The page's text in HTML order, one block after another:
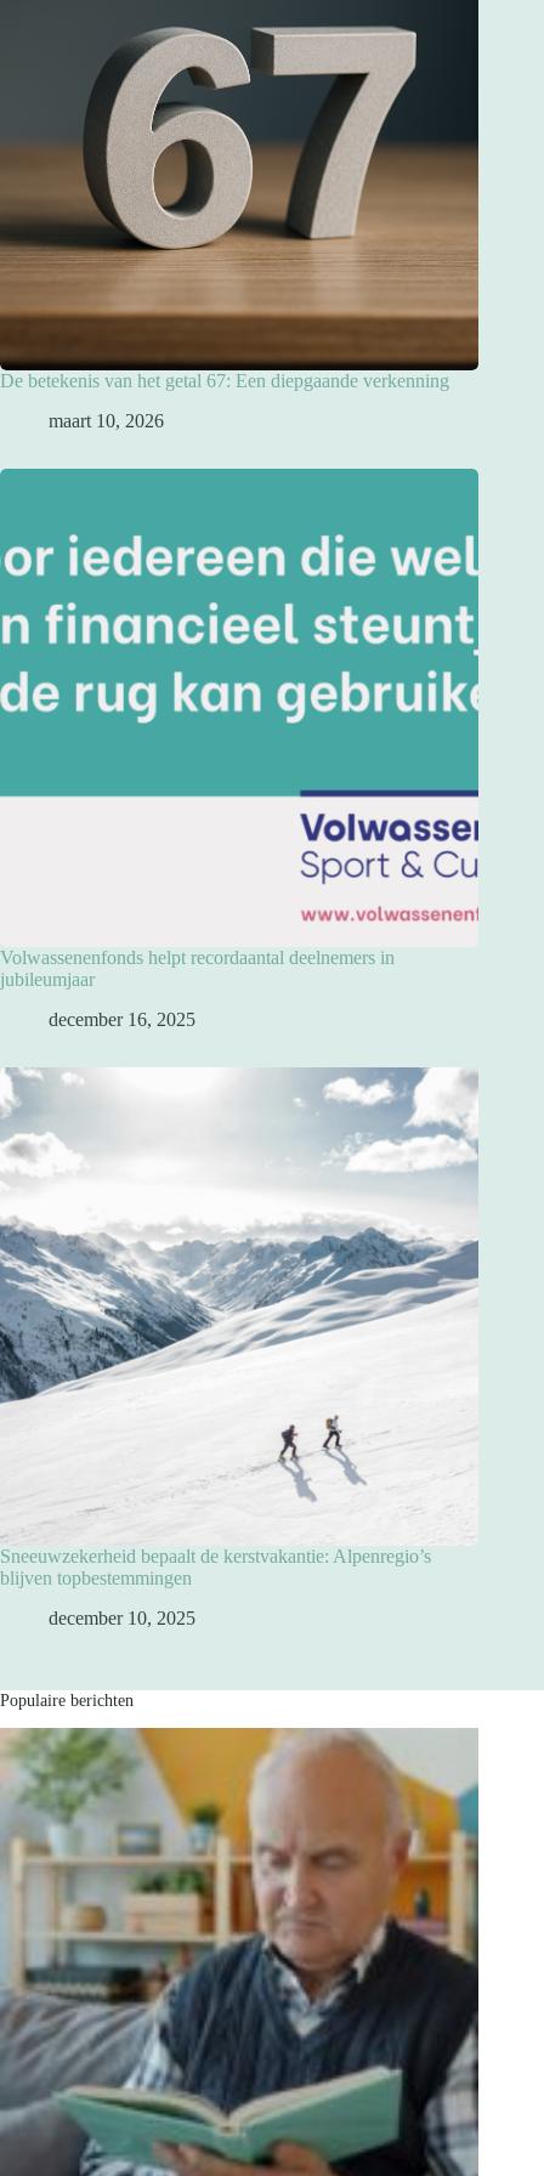
De betekenis van het getal 67: Een diepgaande verkenning
maart 10, 2026
Volwassenenfonds helpt recordaantal deelnemers in
jubileumjaar
december 16, 2025
Sneeuwzekerheid bepaalt de kerstvakantie: Alpenregio’s
blijven topbestemmingen
december 10, 2025
Populaire berichten